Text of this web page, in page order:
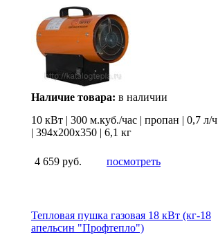
Наличие товара: в наличии
10 кВт | 300 м.куб./час | пропан | 0,7 л/ч
| 394х200х350 | 6,1 кг
4 659 руб. посмотреть
Тепловая пушка газовая 18 кВт (кг-18
апельсин "Профтепло")